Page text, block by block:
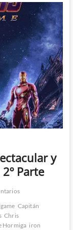
y
Parte
Capitán
Chris
Hormiga iron